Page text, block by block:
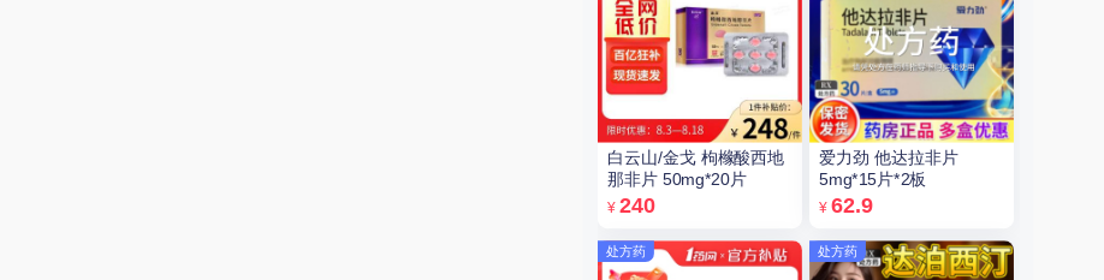
白云山/金戈 枸橼酸西地
那非片 50mg*20片
¥ 240
处方药
爱力劲 他达拉非片
5mg*15片*2板
¥ 62.9
处方药